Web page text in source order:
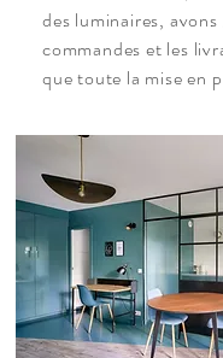
des luminaires, avons
commandes et les
que toute la mise en